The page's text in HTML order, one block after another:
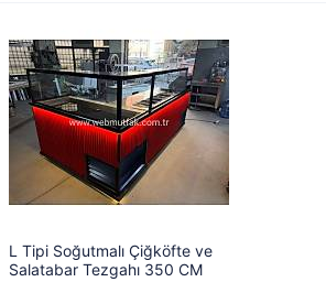
L Tipi Soğutmalı Çiğköfte ve
Salatabar Tezgahı 350 CM